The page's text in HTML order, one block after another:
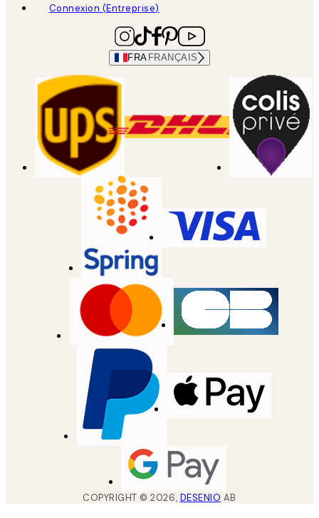
Connexion (Entreprise)
FRA FRANÇAIS
COPYRIGHT ©2026, DESENIO AB